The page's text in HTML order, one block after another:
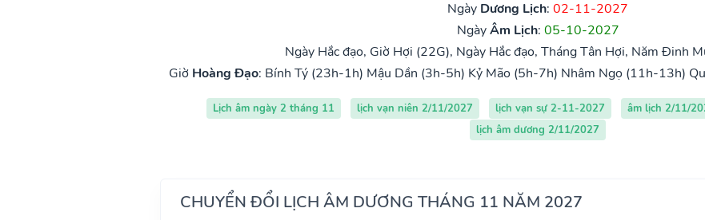
Ngày Dương Lịch: 02-11-2027
NgàyÂm Lịch: 05-10-2027
Ngày Hắc đạo, Giờ Hợi (22G), Ngày Hắc đạo, Tháng Tân Hợi, Năm Đinh
Giờ Hoàng Đạo: Bính Tý (23h-1h) Mậu Dần (3h-5h) Kỷ Mão (5h-7h) Nhâm Ngọ (11h-13h)
Lịch âm ngày 2 tháng 11 lịch vạn niên 2/11/2027 lịch vạn sự 2-11-2027 âm lịch 2/11/
lịch âm dương 2/11/2027
CHUYỂN ĐỔI LỊCH ÂM DƯƠNG THÁNG 11 NĂM 2027